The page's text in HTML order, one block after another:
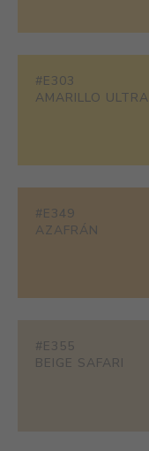
#E303
AMARILLO ULTRA
#E349
AZAFRÁN
#E355
BEIGE SAFARI